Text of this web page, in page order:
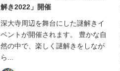
解き2022」開催
深大寺周辺を舞台にした謎解きイ
ベントが開催されます。 豊かな自
然の中で、楽しく謎解きをしなが
ら...